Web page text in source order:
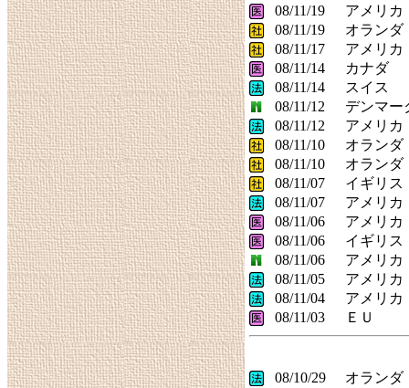
08/11/19
アメリカ
08/11/19
オランダ
08/11/17
アメリカ
08/11/14
カナダ
08/11/14
スイス
08/11/12
デンマー
08/11/12
アメリカ
08/11/10
オランダ
08/11/10
オランダ
08/11/07
イギリス
08/11/07
アメリカ
08/11/06
アメリカ
08/11/06
イギリス
08/11/06
アメリカ
08/11/05
アメリカ
08/11/04
アメリカ
08/11/03
ＥＵ
08/10/29
オランダ